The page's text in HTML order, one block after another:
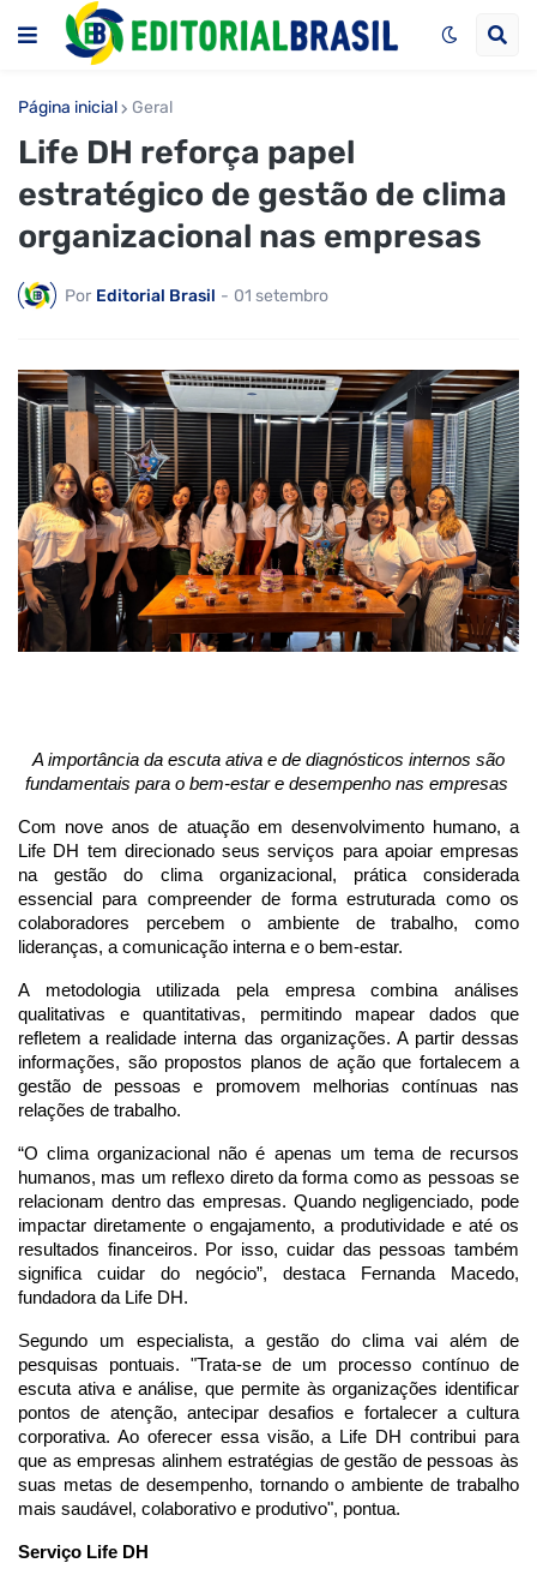
Página inicial Geral
Life DH reforça papel
estratégico de gestão de clima
organizacional nas empresas
Por Editorial Brasil - 01 setembro
A importância da escuta ativa e de diagnósticos internos são
fundamentais para o bem-estar e desempenho nas empresas
Com nove anos de atuação em desenvolvimento humano, a
Life DH tem direcionado seus serviços para apoiar empresas
na gestão do clima organizacional, prática considerada
essencial para compreender de forma estruturada como os
colaboradores percebem o ambiente de trabalho, como
lideranças, a comunicação interna e o bem-estar.
A metodologia utilizada pela empresa combina análises
qualitativas e quantitativas, permitindo mapear dados que
refletem a realidade interna das organizações. A partir dessas
informações, são propostos planos de ação que fortalecem a
gestão de pessoas e promovem melhorias contínuas nas
relações de trabalho.
“O clima organizacional não é apenas um tema de recursos
humanos, mas um reflexo direto da forma como as pessoas se
relacionam dentro das empresas. Quando negligenciado, pode
impactar diretamente o engajamento, a produtividade e até os
resultados financeiros. Por isso, cuidar das pessoas também
significa cuidar do negócio”, destaca Fernanda Macedo,
fundadora da Life DH.
Segundo um especialista, a gestão do clima vai além de
pesquisas pontuais. "Trata-se de um processo contínuo de
escuta ativa e análise, que permite às organizações identificar
pontos de atenção, antecipar desafios e fortalecer a cultura
corporativa. Ao oferecer essa visão, a Life DH contribui para
que as empresas alinhem estratégias de gestão de pessoas às
suas metas de desempenho, tornando o ambiente de trabalho
mais saudável, colaborativo e produtivo", pontua.
Serviço Life DH